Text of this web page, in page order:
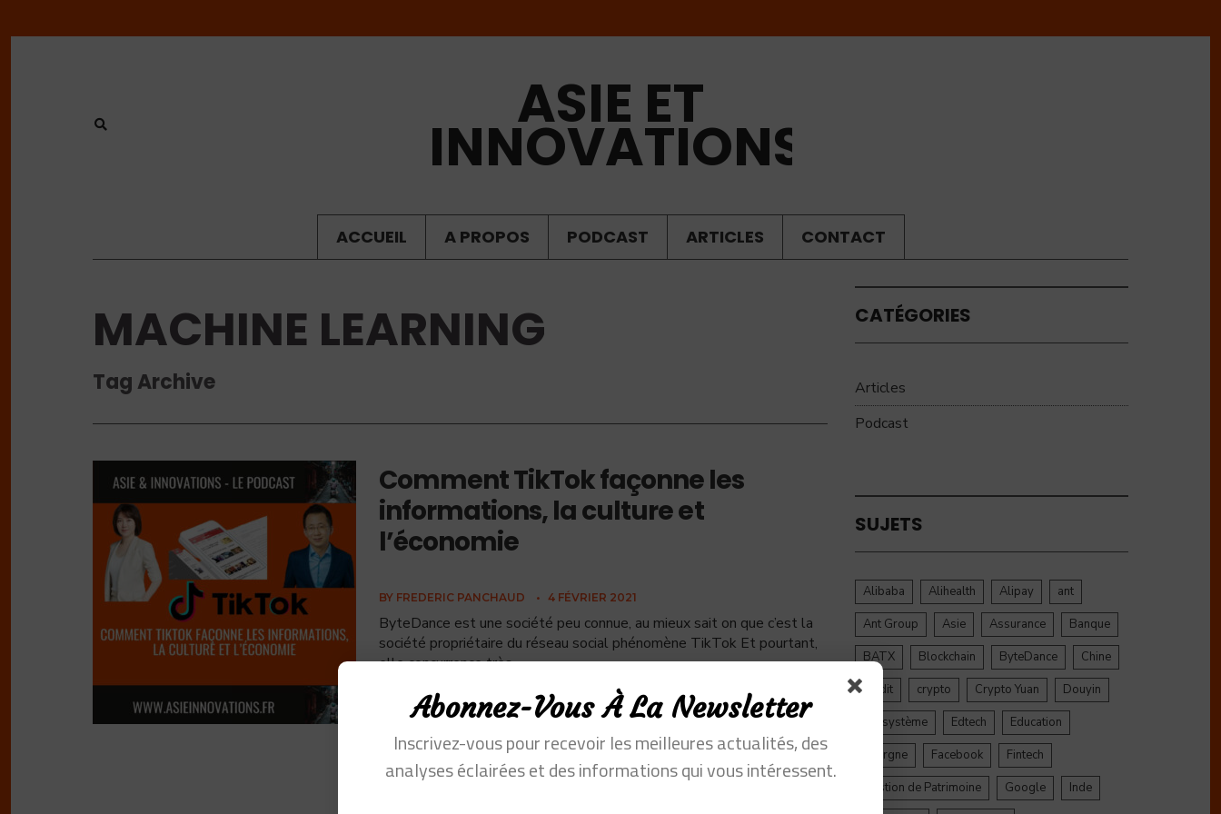
ASIE ET
INNOVATIONS
ACCUEIL A PROPOS PODCAST ARTICLES CONTACT
MACHINE LEARNING
Tag Archive
Comment TikTok façonne les
informations, la culture et
l’économie
BY FREDERIC PANCHAUD • 4 FÉVRIER 2021
ByteDance est une société peu connue, au mieux sait on que c’est la
société propriétaire du réseau social phénomène TikTok Et pourtant,
elle concurrence très...
CATÉGORIES
Articles
Podcast
SUJETS
Alibaba Alihealth Alipay
ant
Ant Group
Asie Assurance
Banque
BATX
Blockchain ByteDance
Chine
credit
crypto Crypto Yuan
Douyin
Ecosystème
Edtech
Education
Epargne
Facebook
Fintech
Gestion de Patrimoine
Google
Inde
Abonnez-Vous À La Newsletter
Inscrivez-vous pour recevoir les meilleures actualités, des
analyses éclairées et des informations qui vous intéressent.